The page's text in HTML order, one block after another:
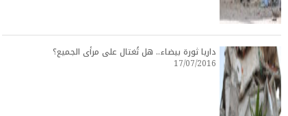
داريا ثورة بيضاء.. هل تُغتال على مرأى الجميع؟
17/07/2016